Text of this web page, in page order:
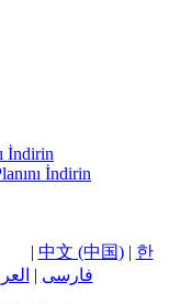
İndirin
İndirin
| 中文 (中国)| 한
| فارسی